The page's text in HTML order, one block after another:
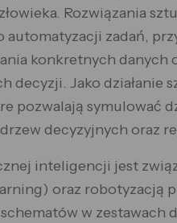
Rozwiązania
automatyzacji zadań,
konkretnych danych
decyzji. Jako działanie
pozwalają symulować
decyzyjnych oraz
inteligencji jest
oraz robotyzacją
w zestawach